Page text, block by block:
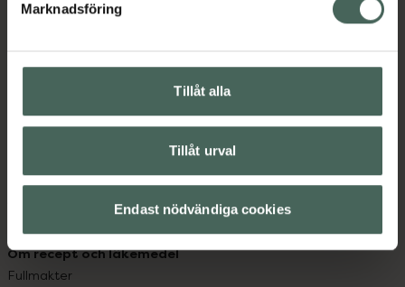
Marknadsföring
Tillåt alla
Tillåt urval
Endast nödvändiga cookies
Kontakta oss
Vanliga frågor
Handla tryggt
Sajtens tillgänglighet
Om recept och läkemedel
Fullmakter